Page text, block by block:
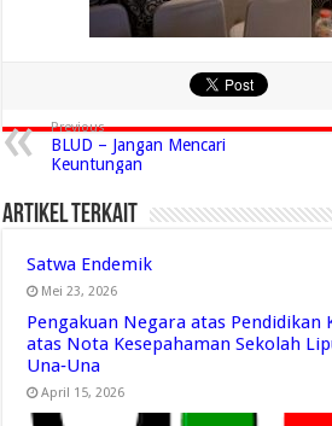
Previous
BLUD – Jangan Mencari
Keuntungan
Artikel Terkait
Satwa Endemik
Mei 23, 2026
Pengakuan Negara atas Pendidikan
atas Nota Kesepahaman Sekolah
Una‑Una
April 15, 2026